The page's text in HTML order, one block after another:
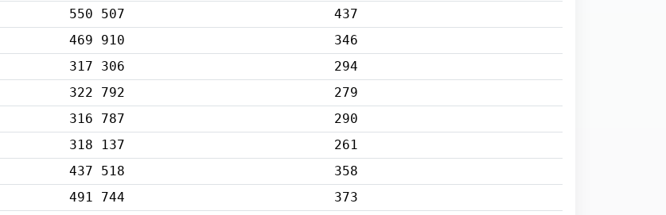
550 507
437
469 910
346
317 306
294
322 792
279
316 787
290
318 137
261
437 518
358
491 744
373